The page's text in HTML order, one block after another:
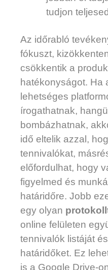
tudjon
Az időrabló
fókuszt,
csökkentik a
hatékonyságot. Ha
lehetséges
írogathatnak,
bombázhatnak,
idő eltelik azzal,
tennivalókat,
előfordulhat, hogy
figyelmed és
határidőre. Jobb
egy olyan
online felületen
tennivalók listáját
határidőket. Ez
is a Google Drive-